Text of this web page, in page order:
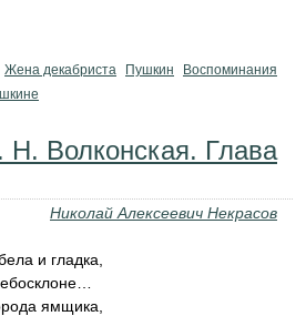
Жена декабриста Пушкин
Воспоминания
Н. Волконская. Глава
Николай Алексеевич Некрасов
и гладка,
ямщика,